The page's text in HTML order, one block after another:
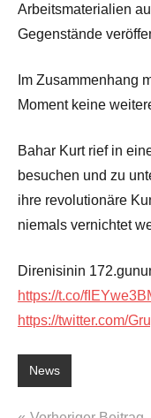
Arbeitsmaterialien
Gegenstände
Im Zusammenhang
Moment keine
Bahar Kurt rief in
besuchen und zu
ihre revolutionäre
niemals vernichtet
Direnisinin
https://t.co/
https://twitter.com/
News